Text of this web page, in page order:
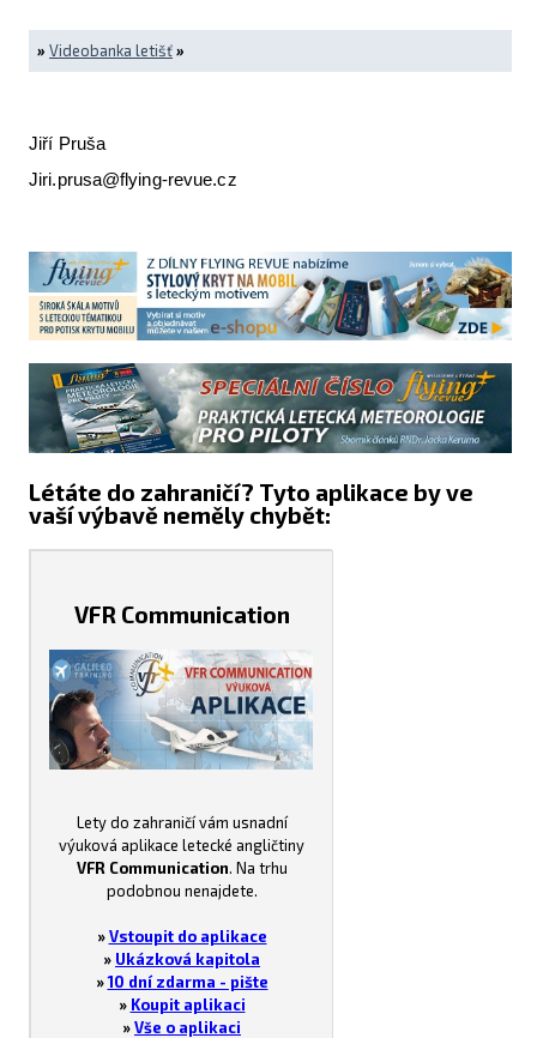
» Videobanka letišť»
Jiří Pruša
Jiri.prusa@flying-revue.cz
Létáte do zahraničí? Tyto aplikace by ve
vaší výbavě neměly chybět:
VFR Communication
Lety do zahraničí vám usnadní
výuková aplikace letecké angličtiny
VFR Communication. Na trhu
podobnou nenajdete.
» Vstoupit do aplikace
» Ukázková kapitola
»10 dní zdarma - pište
» Koupit aplikaci
»Vše o aplikaci